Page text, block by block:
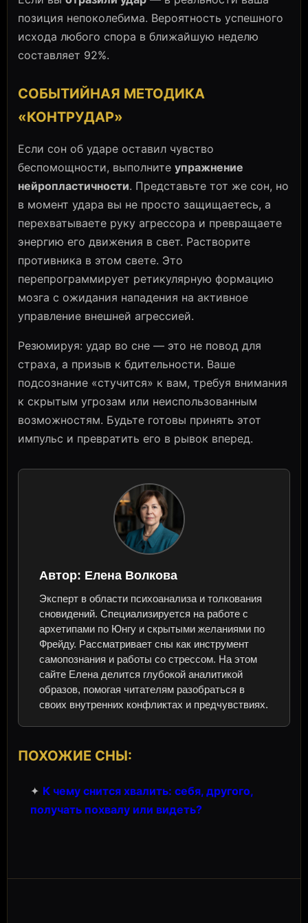
позиция непоколебима. Вероятность успешного
исхода любого спора в ближайшую неделю
составляет 92%.
СОБЫТИЙНАЯ МЕТОДИКА
«КОНТРУДАР»
Если сон об ударе оставил чувство
беспомощности, выполните упражнение
нейропластичности. Представьте тот же сон, но
в момент удара вы не просто защищаетесь, а
перехватываете руку агрессора и превращаете
энергию его движения в свет. Растворите
противника в этом свете. Это
перепрограммирует ретикулярную формацию
мозга с ожидания нападения на активное
управление внешней агрессией.
Резюмируя: удар во сне — это не повод для
страха, а призыв к бдительности. Ваше
подсознание «стучится» к вам, требуя внимания
к скрытым угрозам или неиспользованным
возможностям. Будьте готовы принять этот
импульс и превратить его в рывок вперед.
Автор: Елена Волкова
Эксперт в области психоанализа и толкования
сновидений. Специализируется на работе с
архетипами по Юнгу и скрытыми желаниями по
Фрейду. Рассматривает сны как инструмент
самопознания и работы со стрессом. На этом
сайте Елена делится глубокой аналитикой
образов, помогая читателям разобраться в
своих внутренних конфликтах и предчувствиях.
ПОХОЖИЕ СНЫ:
✦ К чему снится хвалить: себя, другого,
получать похвалу или видеть?